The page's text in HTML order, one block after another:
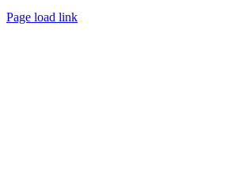
Bar
Page load link